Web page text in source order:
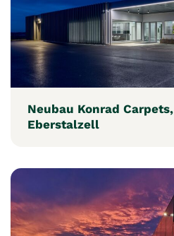
Neubau Konrad Carpets,
Eberstalzell